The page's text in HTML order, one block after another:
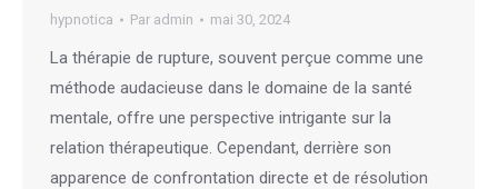
hypnotica Par admin mai 30, 2024
La thérapie de rupture, souvent perçue comme une
méthode audacieuse dans le domaine de la santé
mentale, offre une perspective intrigante sur la
relation thérapeutique. Cependant, derrière son
apparence de confrontation directe et de résolution